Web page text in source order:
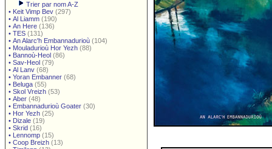
Trier par nom A-Z
• Keit Vimp Bev (297)
• Al Liamm (190)
• An Here (136)
• TES (131)
• An Alarc'h Embannadurioù (104)
• Mouladurioù Hor Yezh (88)
• Bannoù-Heol (86)
• Sav-Heol (79)
• Al Lanv (68)
• Yoran Embanner (68)
• Beluga (55)
• Skol Vreizh (53)
• Aber (48)
• Embannadurioù Goater (30)
• Hor Yezh (25)
• Dizale (19)
• Skrid (16)
• Lennomp (15)
• Coop Breizh (13)